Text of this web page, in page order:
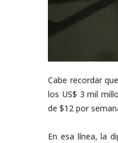
Cabe recordar
los US$ 3 mil
de $12 por
En esa línea, la